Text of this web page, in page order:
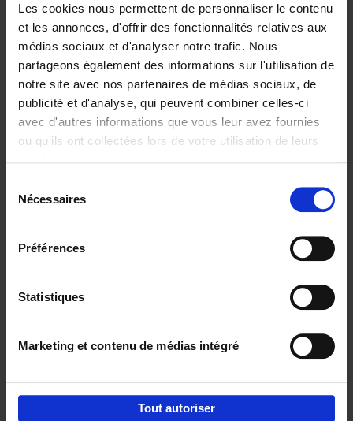
Les cookies nous permettent de personnaliser le contenu
et les annonces, d'offrir des fonctionnalités relatives aux
médias sociaux et d'analyser notre trafic. Nous
partageons également des informations sur l'utilisation de
notre site avec nos partenaires de médias sociaux, de
publicité et d'analyse, qui peuvent combiner celles-ci
avec d'autres informations que vous leur avez fournies
ou qu'ils ont collectées lors de votre utilisation de leurs
Nécessaires
Préférences
Statistiques
Marketing et contenu de médias intégré
Tout autoriser
The Offer You Can't
Refuse
Steven Van Belleghem
Couverture souple
2020 256
€37,50
Building Bonds = Building